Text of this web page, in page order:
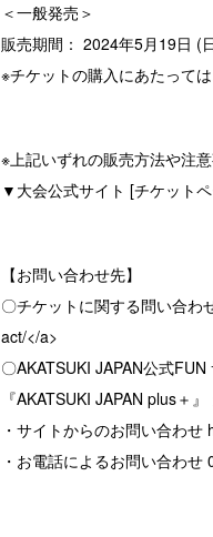
＜一般発売＞
販売期間： 2024年5月19日 (
※チケットの購入にあたって
※上記いずれの販売方法や注
▼大会公式サイト [チケット
【お問い合わせ先】
〇チケットに関する問い合
act/</a>
〇AKATSUKI JAPAN公式
『AKATSUKI JAPAN plus＋
・サイトからのお問い合わせ
・お電話によるお問い合わせ